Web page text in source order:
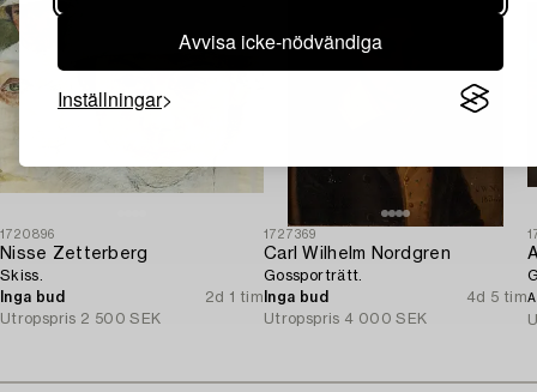
Avvisa icke-nödvändiga
Inställningar
1720896
Nisse Zetterberg
Skiss.
Inga bud
2d 1 tim
Utropspris 2 500 SEK
1727369
Carl Wilhelm Nordgren
Gossporträtt.
Inga bud
4d 5 tim
Utropspris 4 000 SEK